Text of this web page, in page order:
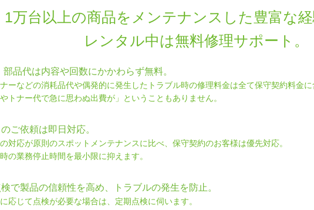
1万台以上の商品をメンテナンスした豊富な
レンタル中は無料修理サポート。
部品代は内容や回数にかかわらず無料。
ーなどの消耗品代や偶発的に発生したトラブル時の修理料金は全て保守契約料金に
トナー代で急に思わぬ出費が」ということもありません。
ご依頼は即日対応。
対応が原則のスポットメンテナンスに比べ、保守契約のお客様は優先対応。
の業務停止時間を最小限に抑えます。
で製品の信頼性を高め、トラブルの発生を防止。
応じて点検が必要な場合は、定期点検に伺います。